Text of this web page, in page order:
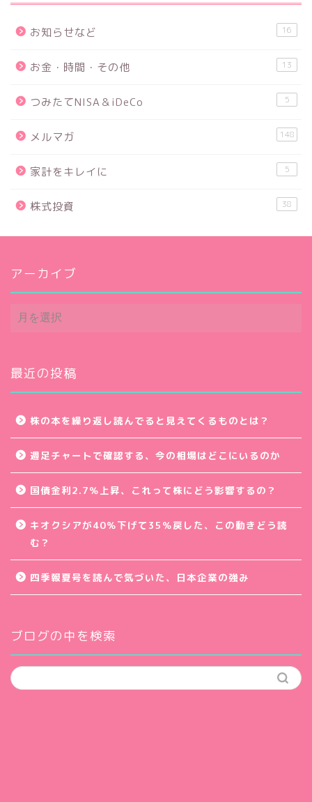
お知らせなど 16
お金・時間・その他 13
つみたてNISA＆iDeCo 5
メルマガ 148
家計をキレイに 5
株式投資 38
アーカイブ
ア
ー
ブ
最近の投稿
株の本を繰り返し読んでると見えてくるものとは？
週足チャートで確認する、今の相場はどこにいるのか
国債金利2.7％上昇、これって株にどう影響するの？
キオクシアが40％下げて35％戻した、この動きどう読
む？
四季報夏号を読んで気づいた、日本企業の強み
ブログの中を検索